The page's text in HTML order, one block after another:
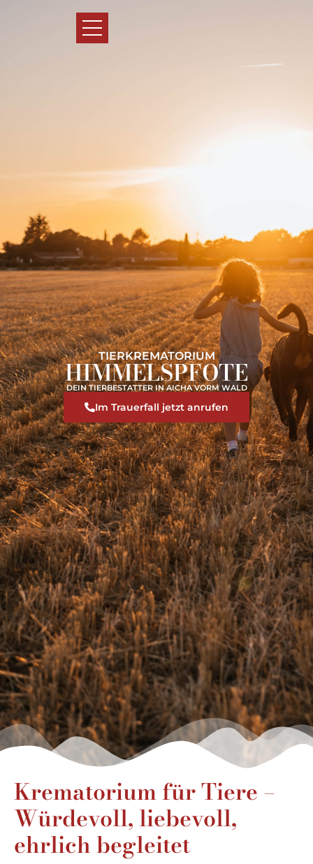
TIERKREMATORIUM
HIMMELSPFOTE
DEIN TIERBESTATTER IN AICHA VORM WALD
Im Trauerfall jetzt anrufen
Krematorium für Tiere –
Würdevoll, liebevoll,
ehrlich begleitet